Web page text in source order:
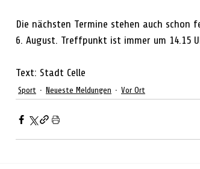
Die nächsten Termine stehen auch schon
6. August. Treffpunkt ist immer um 14.15
Text: Stadt Celle
Sport Neueste Meldungen Vor Ort